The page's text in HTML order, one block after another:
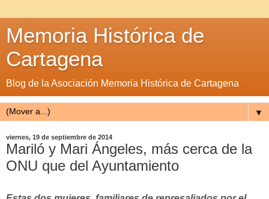
Memoria Histórica de
Cartagena
Blog de la Asociación Memoria Histórica de Cartagena
▼
viernes, 19 de septiembre de 2014
Mariló y Mari Ángeles, más cerca de la
ONU que del Ayuntamiento